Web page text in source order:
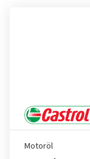
Motoröl